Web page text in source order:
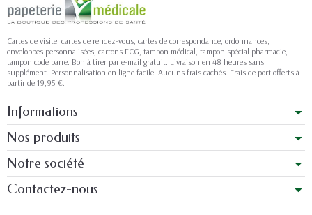
Cartes de visite, cartes de rendez-vous, cartes de correspondance, ordonnances,
enveloppes personnalisées, cartons ECG, tampon médical, tampon spécial pharmacie,
tampon code barre. Bon à tirer par e-mail gratuit. Livraison en 48 heures sans
supplément. Personnalisation en ligne facile. Aucuns frais cachés. Frais de port offerts à
partir de 19,95 €.
Informations
Nos produits
Notre société
Contactez-nous